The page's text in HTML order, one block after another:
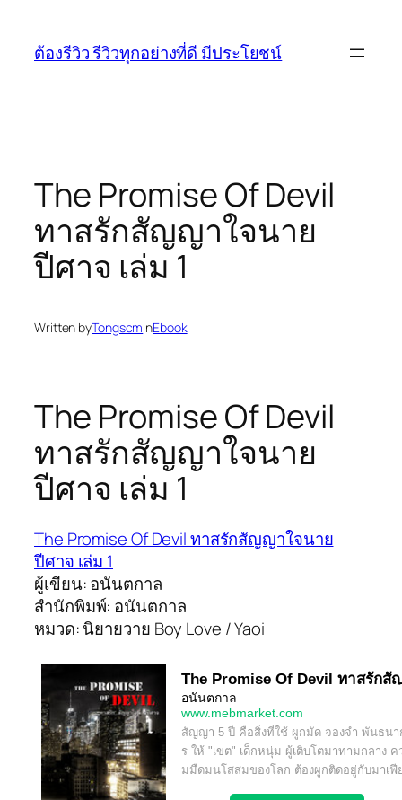
content
ต้องรีวิว รีวิวทุกอย่างที่ดี มีประโยชน์
The Promise Of Devil
ทาสรักสัญญาใจนาย
ปีศาจ เล่ม 1
Written byTongscminEbook
The Promise Of Devil
ทาสรักสัญญาใจนาย
ปีศาจ เล่ม 1
The Promise Of Devil ทาสรักสัญญาใจนาย
ปีศาจ เล่ม 1
ผู้เขียน: อนันตกาล
สำนักพิมพ์: อนันตกาล
หมวด: นิยายวาย Boy Love / Yaoi